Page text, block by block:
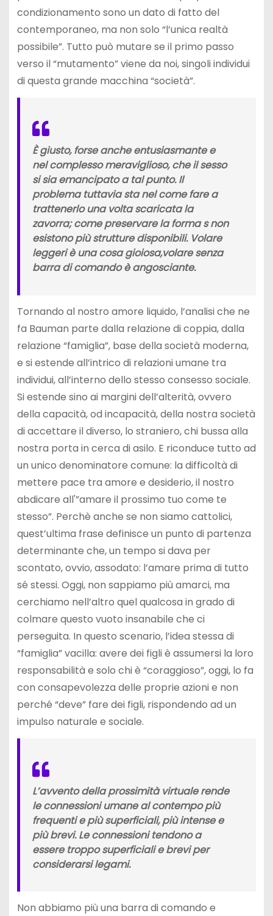
condizionamento sono un dato di fatto del
contemporaneo, ma non solo “l’unica realtà
possibile”. Tutto può mutare se il primo passo
verso il “mutamento” viene da noi, singoli individui
di questa grande macchina “società”.
È giusto, forse anche entusiasmante e
nel complesso meraviglioso, che il sesso
si sia emancipato a tal punto. Il
problema tuttavia sta nel come fare a
trattenerlo una volta scaricata la
zavorra; come preservare la forma s non
esistono più strutture disponibili. Volare
leggeri è una cosa gioiosa,volare senza
barra di comando è angosciante.
Tornando al nostro amore liquido, l’analisi che ne
fa Bauman parte dalla relazione di coppia, dalla
relazione “famiglia”, base della società moderna,
e si estende all’intrico di relazioni umane tra
individui, all’interno dello stesso consesso sociale.
Si estende sino ai margini dell’alterità, ovvero
della capacità, od incapacità, della nostra società
di accettare il diverso, lo straniero, chi bussa alla
nostra porta in cerca di asilo. E riconduce tutto ad
un unico denominatore comune: la difficoltà di
mettere pace tra amore e desiderio, il nostro
abdicare all'”amare il prossimo tuo come te
stesso”. Perchè anche se non siamo cattolici,
quest’ultima frase definisce un punto di partenza
determinante che, un tempo si dava per
scontato, ovvio, assodato: l’amare prima di tutto
sé stessi. Oggi, non sappiamo più amarci, ma
cerchiamo nell’altro quel qualcosa in grado di
colmare questo vuoto insanabile che ci
perseguita. In questo scenario, l’idea stessa di
“famiglia” vacilla: avere dei figli è assumersi la loro
responsabilità e solo chi è “coraggioso”, oggi, lo fa
con consapevolezza delle proprie azioni e non
perché “deve” fare dei figli, rispondendo ad un
impulso naturale e sociale.
L’avvento della prossimità virtuale rende
le connessioni umane al contempo più
frequenti e più superficiali, più intense e
più brevi. Le connessioni tendono a
essere troppo superficiali e brevi per
considerarsi legami.
Non abbiamo più una barra di comando e